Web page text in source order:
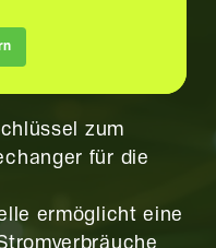
zum
für die
ermöglicht eine